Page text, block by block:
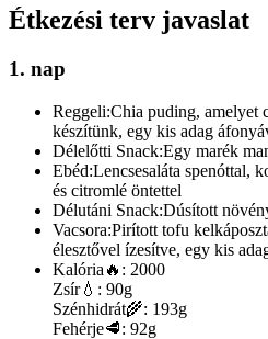
Étkezési terv javaslat
1. nap
Reggeli:Chia puding, amelyet
készítünk, egy kis adag
Délelőtti Snack:Egy marék
Ebéd:Lencsesaláta spenóttal,
és citromlé öntettel
Délutáni Snack:Dúsított
Vacsora:Pirított tofu
élesztővel ízesítve, egy kis
Kalória 🔥: 2000
Zsír💧: 90g
Szénhidrát🌾: 193g
Fehérje🥩: 92g